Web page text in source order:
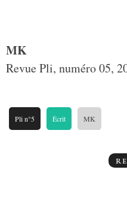
MK
Revue Pli, numéro 05,
Pli n°5 Écrit MK